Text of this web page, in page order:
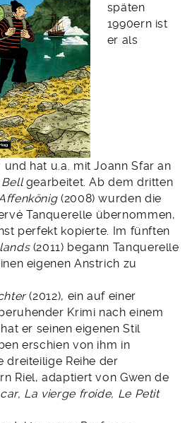
späten
1990ern ist
er als
hat u.a. mit Joann Sfar an
gearbeitet. Ab dem dritten
(2008) wurden die
Tanquerelle übernommen,
perfekt kopierte. Im fünften
(2011) begann Tanquerelle
eigenen Anstrich zu
(2012), ein auf einer
Krimi nach einem
er seinen eigenen Stil
erschien von ihm in
dreiteilige Reihe der
Riel, adaptiert von Gwen de
La vierge froide, Le Petit